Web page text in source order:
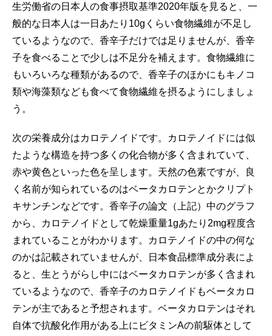
生労働省の日本人の食事摂取基準2020年版を見ると、一
般的な日本人は一日あたり10gくらい食物繊維が不足し
ているようなので、香辛子だけでは足りませんが、香辛
子を食べることで少しは不足分を補えます。食物繊維に
もいろいろな種類があるので、香辛子のほかにもキノコ
類や海藻類なども食べて食物繊維を摂るようにしましょ
う。
次の栄養成分はカロテノイドです。カロテノイドには似
たような構造を持つ多くの化合物が多く含まれていて、
赤や黄色といった色を呈します。天然の色素ですが、良
く名前が知られているのはベータカロテンとかクリプト
キサンチンなどです。香辛子の論文（上記）中のグラフ
から、カロテノイドとして乾燥重量1gあたり2mg程度含
まれていることがわかります。カロテノイドの中の何な
のかは記載されていませんが、日本食品標準成分表によ
ると、生とうがらし中にはベータカロテンが多く含まれ
ているようなので、香辛子のカロテノイドもベータカロ
テンが主であると予想されます。ベータカロテンはそれ
自体で抗酸化作用がある上にビタミンAの前駆体として